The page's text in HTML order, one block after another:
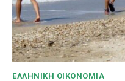
ΕΛΛΗΝΙΚΉ ΟΙΚΟΝΟΜΊΑ